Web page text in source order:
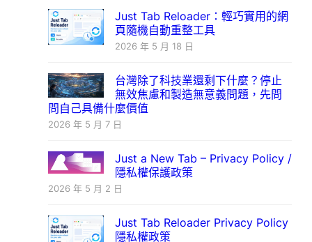
Just Tab Reloader：輕巧實用的網
頁隨機自動重整工具
2026 年 5 月 18 日
台灣除了科技業還剩下什麼？停止
無效焦慮和製造無意義問題，先問
問自己具備什麼價值
2026 年 5 月 7 日
Just a New Tab – Privacy Policy /
隱私權保護政策
2026 年 5 月 2 日
Just Tab Reloader Privacy Policy
隱私權政策